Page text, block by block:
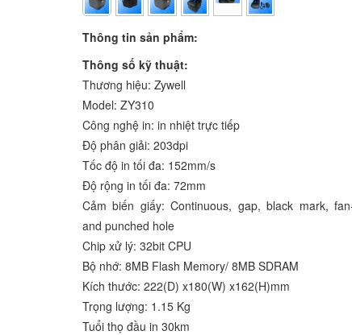
Thông tin sản phẩm:
Thông số kỹ thuật:
Thương hiệu: Zywell
Model: ZY310
Công nghệ in: in nhiệt trực tiếp
Độ phân giải: 203dpi
Tốc độ in tối đa: 152mm/s
Độ rộng in tối đa: 72mm
Cảm biến giấy: Continuous, gap, black mark,
and punched hole
Chip xử lý: 32bit CPU
Bộ nhớ: 8MB Flash Memory/ 8MB SDRAM
Kích thước: 222(D) x180(W) x162(H)mm
Trọng lượng: 1.15 Kg
Tuổi thọ đầu in 30km